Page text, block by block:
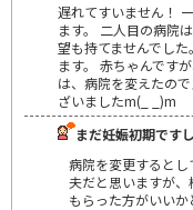
遅れてすいません！
ます。 二人目の病院
望も持てませんでし
ます。 赤ちゃんです
は、病院を変えたの
ざいましたm(_ _)m
まだ妊娠初期ですし
病院を変更すると
夫だと思いますが
もらった方がいいか